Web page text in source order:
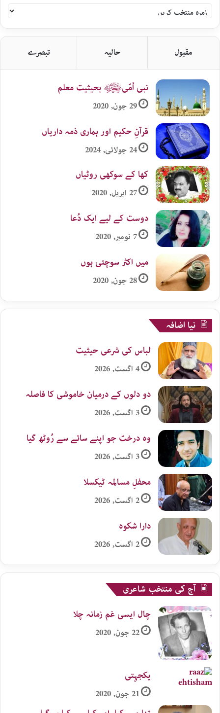
سلام
اردو
زمرہ
جات
مقبول حالیہ تبصرے
نبی اُمّیﷺ بحیثیت معلم
29 جون, 2020
قرآنِ حکیم اور ہماری ذمہ داریاں
24 جولائی, 2024
کھا کے سوکھی روٹیاں
27 اپریل, 2020
دوست کے لیے ایک دُعا
7 نومبر, 2020
میں اکثر سوچتی ہوں
28 جون, 2020
نیا اضافہ
لباس کی شرعی حیثیت
4 اگست, 2026
دو دلوں کے درمیان خاموشی کا فاصلہ
3 اگست, 2026
وہ درخت جو اپنے سائے سے رُوٹھ گیا
3 اگست, 2026
محفلِ مسالمہ ٹیکسلا
2 اگست, 2026
دارا شکوہ
2 اگست, 2026
آج کی منتخب شاعری
چال ایسی غم زمانہ چلا
22 جون, 2020
یکجہتی
21 جون, 2020